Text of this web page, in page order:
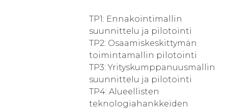
TP1: Ennakointimallin
suunnittelu ja pilotointi
TP2: Osaamiskeskittymän
toimintamallin pilotointi
TP3: Yrityskumppanuusmallin
suunnittelu ja pilotointi
TP4: Alueellisten
teknologiahankkeiden